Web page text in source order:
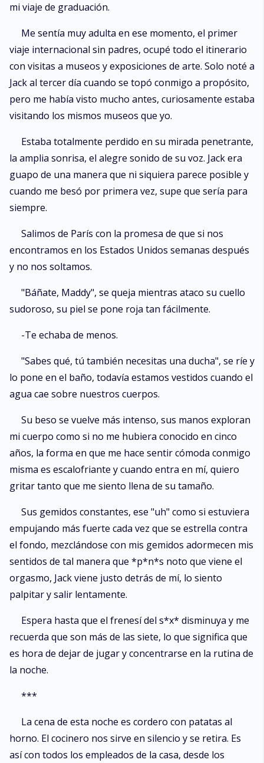
mi viaje de graduación.
Me sentía muy adulta en ese momento, el primer
viaje internacional sin padres, ocupé todo el itinerario
con visitas a museos y exposiciones de arte. Solo noté a
Jack al tercer día cuando se topó conmigo a propósito,
pero me había visto mucho antes, curiosamente estaba
visitando los mismos museos que yo.
Estaba totalmente perdido en su mirada penetrante,
la amplia sonrisa, el alegre sonido de su voz. Jack era
guapo de una manera que ni siquiera parece posible y
cuando me besó por primera vez, supe que sería para
siempre.
Salimos de París con la promesa de que si nos
encontramos en los Estados Unidos semanas después
y no nos soltamos.
"Báñate, Maddy", se queja mientras ataco su cuello
sudoroso, su piel se pone roja tan fácilmente.
-Te echaba de menos.
"Sabes qué, tú también necesitas una ducha", se ríe y
lo pone en el baño, todavía estamos vestidos cuando el
agua cae sobre nuestros cuerpos.
Su beso se vuelve más intenso, sus manos exploran
mi cuerpo como si no me hubiera conocido en cinco
años, la forma en que me hace sentir cómoda conmigo
misma es escalofriante y cuando entra en mí, quiero
gritar tanto que me siento llena de su tamaño.
Sus gemidos constantes, ese "uh" como si estuviera
empujando más fuerte cada vez que se estrella contra
el fondo, mezclándose con mis gemidos adormecen mis
sentidos de tal manera que *p*n*s noto que viene el
orgasmo, Jack viene justo detrás de mí, lo siento
palpitar y salir lentamente.
Espera hasta que el frenesí del s*x* disminuya y me
recuerda que son más de las siete, lo que significa que
es hora de dejar de jugar y concentrarse en la rutina de
la noche.
***
La cena de esta noche es cordero con patatas al
horno. El cocinero nos sirve en silencio y se retira. Es
así con todos los empleados de la casa, desde los